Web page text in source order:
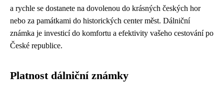
a rychle se dostanete na dovolenou do krásných českých hor
nebo za památkami do historických center měst. Dálniční
známka je investicí do komfortu a efektivity vašeho cestování po
České republice.
Platnost dálniční známky